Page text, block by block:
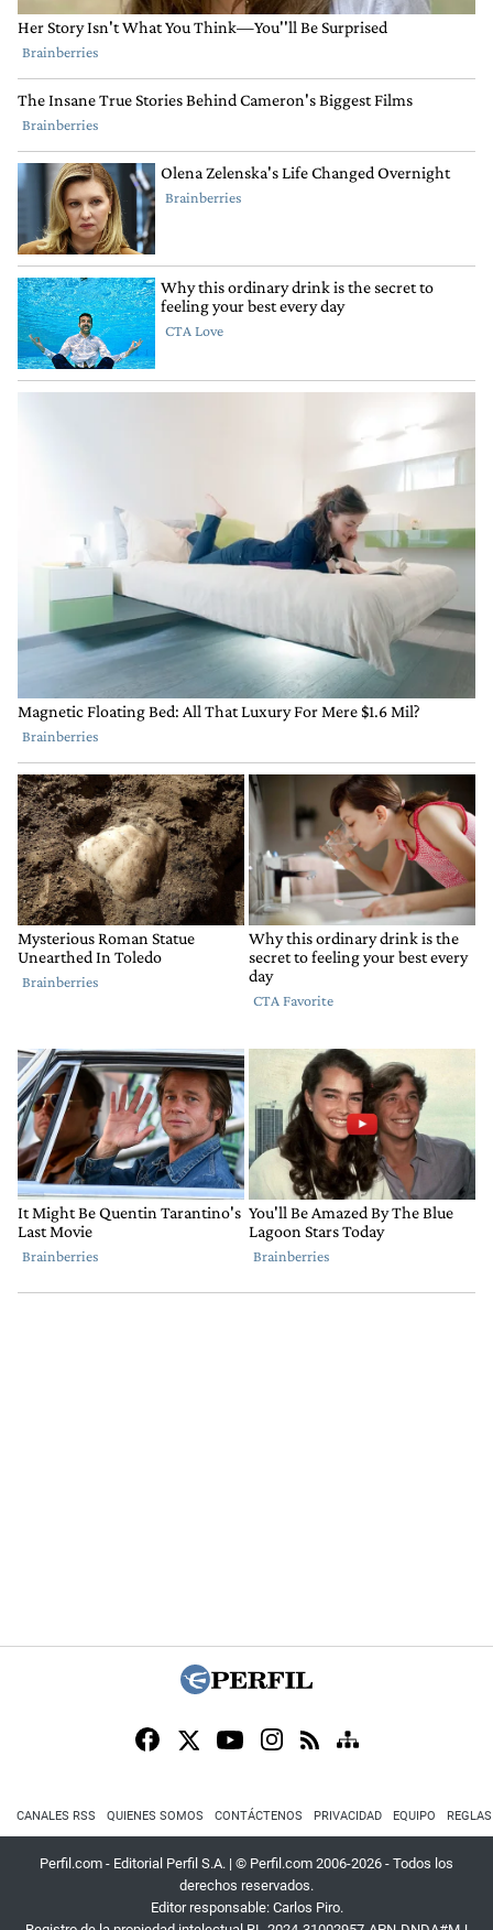
CANALES RSS QUIENES SOMOS CONTÁCTENOS PRIVACIDAD EQUIPO
Perfil.com - Editorial Perfil S.A. | © Perfil.com 2006-2026 - Todos los
derechos reservados.
Editor responsable: Carlos Piro.